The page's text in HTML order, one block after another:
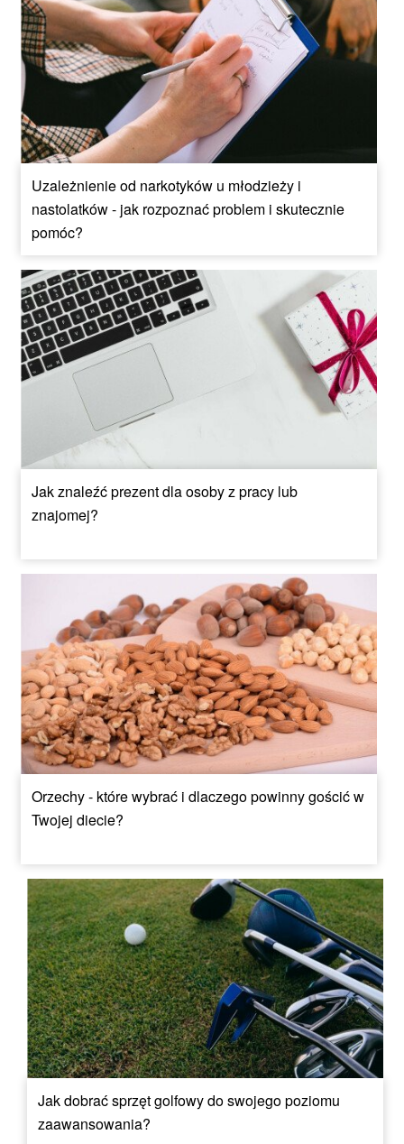
Uzależnienie od narkotyków u młodzieży i
nastolatków - jak rozpoznać problem i skutecznie
pomóc?
Jak znaleźć prezent dla osoby z pracy lub
znajomej?
Orzechy - które wybrać i dlaczego powinny gościć w
Twojej diecie?
Jak dobrać sprzęt golfowy do swojego poziomu
zaawansowania?